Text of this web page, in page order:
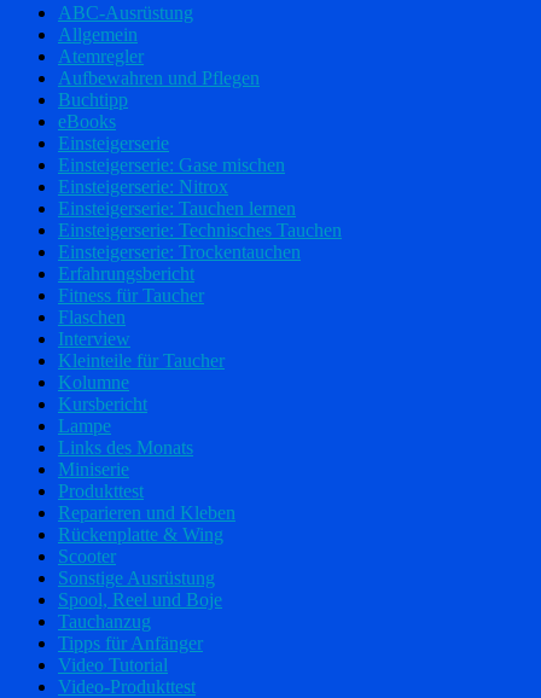
ABC-Ausrüstung
Allgemein
Atemregler
Aufbewahren und Pflegen
Buchtipp
eBooks
Einsteigerserie
Einsteigerserie: Gase mischen
Einsteigerserie: Nitrox
Einsteigerserie: Tauchen lernen
Einsteigerserie: Technisches Tauchen
Einsteigerserie: Trockentauchen
Erfahrungsbericht
Fitness für Taucher
Flaschen
Interview
Kleinteile für Taucher
Kolumne
Kursbericht
Lampe
Links des Monats
Miniserie
Produkttest
Reparieren und Kleben
Rückenplatte & Wing
Scooter
Sonstige Ausrüstung
Spool, Reel und Boje
Tauchanzug
Tipps für Anfänger
Video Tutorial
Video-Produkttest